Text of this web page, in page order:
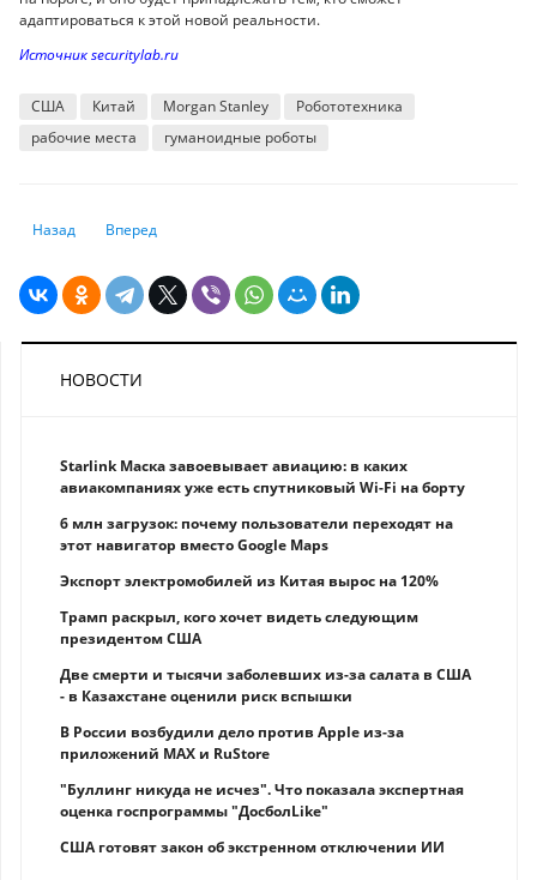
адаптироваться к этой новой реальности.
Источник securitylab.ru
США Китай Morgan Stanley
Робототехника
рабочие места
гуманоидные роботы
Предыдущий: Китай против США: гонка человекоподобных роботов в
Назад Следующий: Выплаты за вымогательство сокращаются, а
Вперед
НОВОСТИ
Starlink Маска завоевывает авиацию: в каких
авиакомпаниях уже есть спутниковый Wi-Fi на борту
6 млн загрузок: почему пользователи переходят на
этот навигатор вместо Google Maps
Экспорт электромобилей из Китая вырос на 120%
Трамп раскрыл, кого хочет видеть следующим
президентом США
Две смерти и тысячи заболевших из-за салата в США
- в Казахстане оценили риск вспышки
В России возбудили дело против Apple из-за
приложений MAX и RuStore
"Буллинг никуда не исчез". Что показала экспертная
оценка госпрограммы "ДосболLike"
США готовят закон об экстренном отключении ИИ